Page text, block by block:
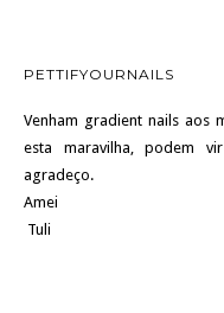
PETTIFYOURNAILS
Venham gradient nails aos
esta maravilha, podem
agradeço.
Amei
Tuli